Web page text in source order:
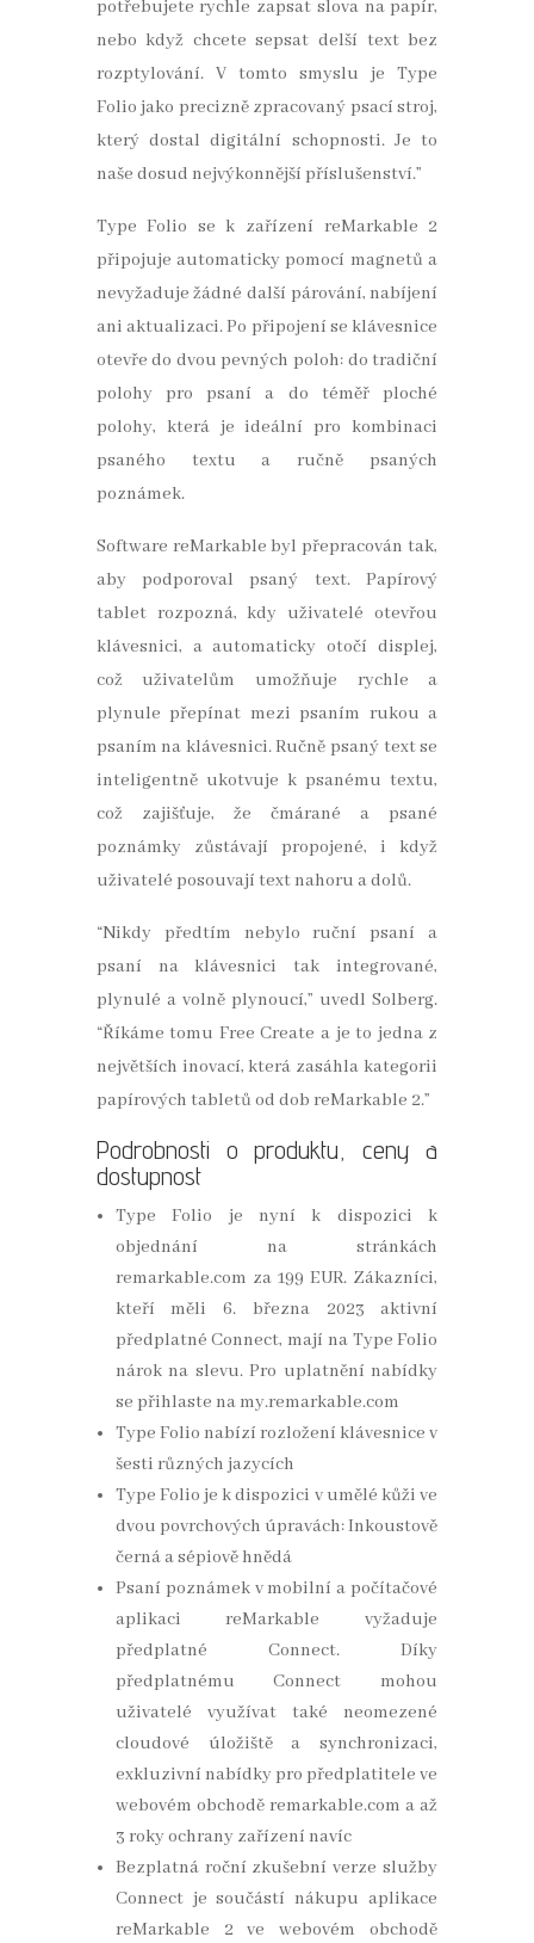
potřebujete rychle zapsat slova na papír,
nebo když chcete sepsat delší text bez
rozptylování. V tomto smyslu je Type
Folio jako precizně zpracovaný psací stroj,
který dostal digitální schopnosti. Je to
naše dosud nejvýkonnější příslušenství.”
Type Folio se k zařízení reMarkable 2
připojuje automaticky pomocí magnetů a
nevyžaduje žádné další párování, nabíjení
ani aktualizaci. Po připojení se klávesnice
otevře do dvou pevných poloh: do tradiční
polohy pro psaní a do téměř ploché
polohy, která je ideální pro kombinaci
psaného textu a ručně psaných
poznámek.
Software reMarkable byl přepracován tak,
aby podporoval psaný text. Papírový
tablet rozpozná, kdy uživatelé otevřou
klávesnici, a automaticky otočí displej,
což uživatelům umožňuje rychle a
plynule přepínat mezi psaním rukou a
psaním na klávesnici. Ručně psaný text se
inteligentně ukotvuje k psanému textu,
což zajišťuje, že čmárané a psané
poznámky zůstávají propojené, i když
uživatelé posouvají text nahoru a dolů.
“Nikdy předtím nebylo ruční psaní a
psaní na klávesnici tak integrované,
plynulé a volně plynoucí,” uvedl Solberg.
“Říkáme tomu Free Create a je to jedna z
největších inovací, která zasáhla kategorii
papírových tabletů od dob reMarkable 2.”
Podrobnosti o produktu, ceny a
dostupnost
Type Folio je nyní k dispozici k
objednání na stránkách
remarkable.com za 199 EUR. Zákazníci,
kteří měli 6. března 2023 aktivní
předplatné Connect, mají na Type Folio
nárok na slevu. Pro uplatnění nabídky
se přihlaste na my.remarkable.com
Type Folio nabízí rozložení klávesnice v
šesti různých jazycích
Type Folio je k dispozici v umělé kůži ve
dvou povrchových úpravách: Inkoustově
černá a sépiově hnědá
Psaní poznámek v mobilní a počítačové
aplikaci reMarkable vyžaduje
předplatné Connect. Díky
předplatnému Connect mohou
uživatelé využívat také neomezené
cloudové úložiště a synchronizaci,
exkluzivní nabídky pro předplatitele ve
webovém obchodě remarkable.com a až
3 roky ochrany zařízení navíc
Bezplatná roční zkušební verze služby
Connect je součástí nákupu aplikace
reMarkable 2 ve webovém obchodě